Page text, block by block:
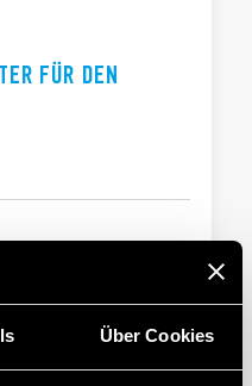
Über Cookies
FÜR DEN